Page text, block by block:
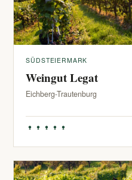
SÜDSTEIERMARK
Weingut Legat
Eichberg-Trautenburg